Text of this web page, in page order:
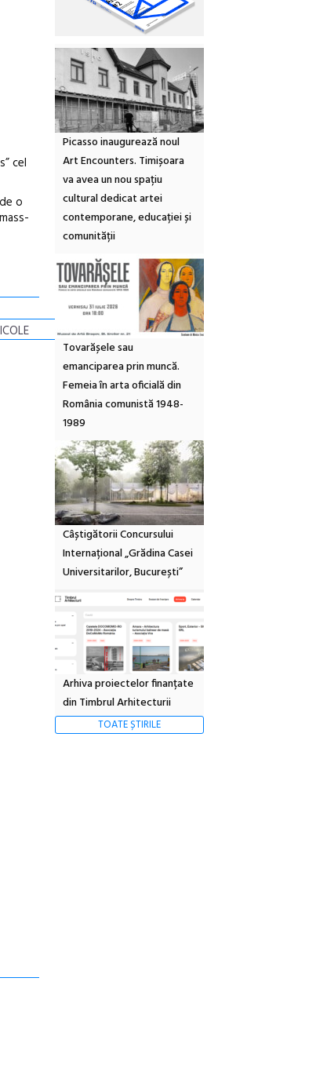
cel
o
Picasso inaugurează noul
Art Encounters. Timișoara
va avea un nou spațiu
cultural dedicat artei
contemporane, educației și
comunității
Tovarășele sau
emanciparea prin muncă.
Femeia în arta oficială din
România comunistă 1948-
1989
Câștigătorii Concursului
Internațional „Grădina Casei
Universitarilor, București”
Arhiva proiectelor finanțate
din Timbrul Arhitecturii
TOATE ȘTIRILE